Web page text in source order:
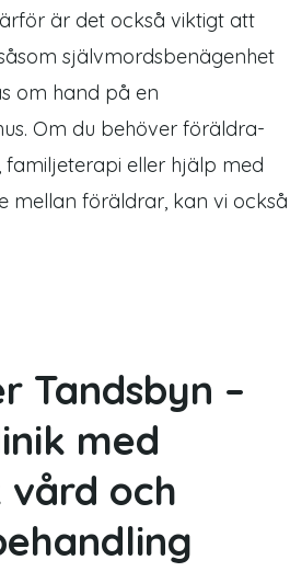
är det också viktigt att
självmordsbenägenhet
om hand på en
Om du behöver föräldra-
eller hjälp med
mellan föräldrar, kan vi också
Tandsbyn –
med
och